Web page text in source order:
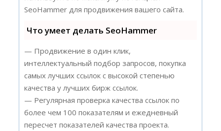
SeoHammer для продвижения вашего сайта.
Что умеет делать SeoHammer
— Продвижение в один клик,
интеллектуальный подбор запросов, покупка
самых лучших ссылок с высокой степенью
качества у лучших бирж ссылок.
— Регулярная проверка качества ссылок по
более чем 100 показателям и ежедневный
пересчет показателей качества проекта.